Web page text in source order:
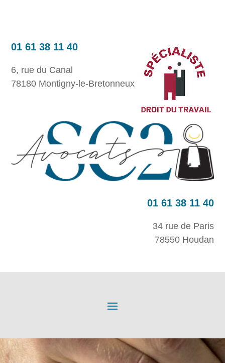
01 61 38 11 40
6, rue du Canal
78180 Montigny-le-Bretonneux
01 61 38 11 40
34 rue de Paris
78550 Houdan